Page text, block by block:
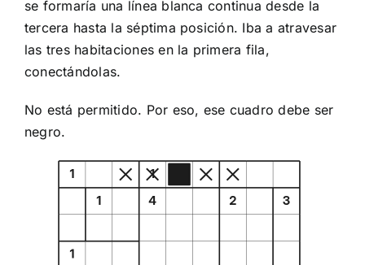
se formaría una línea blanca continua desde la
tercera hasta la séptima posición. Iba a atravesar
las tres habitaciones en la primera fila,
conectándolas.
No está permitido. Por eso, ese cuadro debe ser
negro.